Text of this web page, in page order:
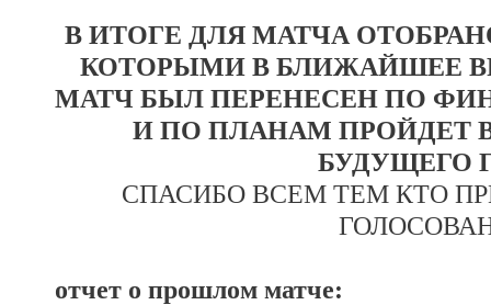
В ИТОГЕ ДЛЯ МАТЧА
КОТОРЫМИ В БЛИЖАЙШЕЕ
МАТЧ БЫЛ ПЕРЕНЕСЕН ПО
И ПО ПЛАНАМ ПРОЙДЕТ
БУДУЩЕГО
СПАСИБО ВСЕМ ТЕМ КТО
отчет о прошлом матче: